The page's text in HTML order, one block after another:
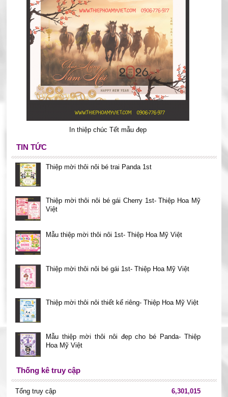
In thiệp chúc Tết mẫu đẹp
TIN TỨC
Thiệp mời thôi nôi bé trai Panda 1st
Thiệp mời thôi nôi bé gái Cherry 1st- Thiệp Hoa Mỹ
Việt
Mẫu thiệp mời thôi nôi 1st- Thiệp Hoa Mỹ Việt
Thiệp mời thôi nôi bé gái 1st- Thiệp Hoa Mỹ Việt
Thiệp mời thôi nôi thiết kế riêng- Thiệp Hoa Mỹ Việt
Mẫu thiệp mời thôi nôi đẹp cho bé Panda- Thiệp
Hoa Mỹ Việt
Thống kê truy cập
Tổng truy cập
6,301,015